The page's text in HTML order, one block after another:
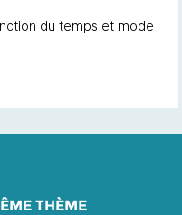
du temps et mode
THÈME